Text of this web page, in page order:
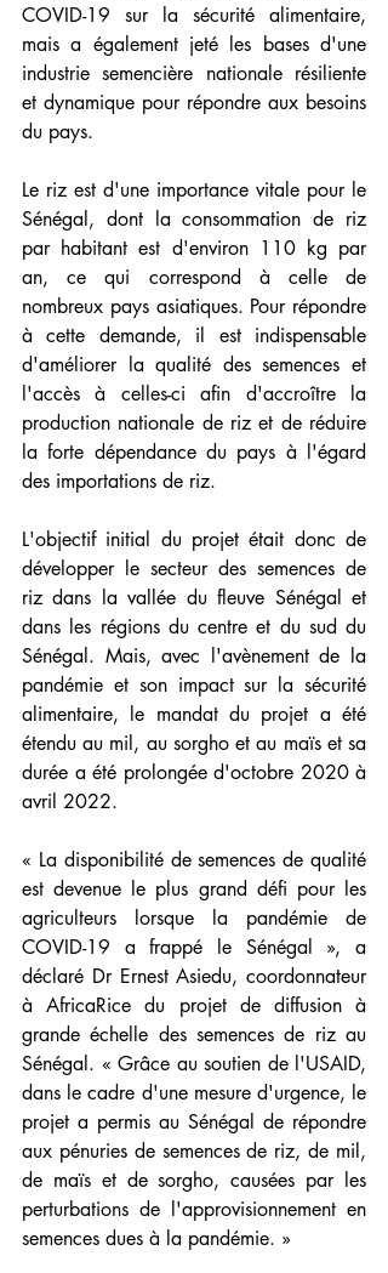
COVID-19 sur la sécurité alimentaire,
mais a également jeté les bases d'une
industrie semencière nationale résiliente
et dynamique pour répondre aux besoins
du pays.
Le riz est d'une importance vitale pour le
Sénégal, dont la consommation de riz
par habitant est d'environ 110 kg par
an, ce qui correspond à celle de
nombreux pays asiatiques. Pour répondre
à cette demande, il est indispensable
d'améliorer la qualité des semences et
l'accès à celles-ci afin d'accroître la
production nationale de riz et de réduire
la forte dépendance du pays à l'égard
des importations de riz.
L'objectif initial du projet était donc de
développer le secteur des semences de
riz dans la vallée du fleuve Sénégal et
dans les régions du centre et du sud du
Sénégal. Mais, avec l'avènement de la
pandémie et son impact sur la sécurité
alimentaire, le mandat du projet a été
étendu au mil, au sorgho et au maïs et sa
durée a été prolongée d'octobre 2020 à
avril 2022.
« La disponibilité de semences de qualité
est devenue le plus grand défi pour les
agriculteurs lorsque la pandémie de
COVID-19 a frappé le Sénégal », a
déclaré Dr Ernest Asiedu, coordonnateur
à AfricaRice du projet de diffusion à
grande échelle des semences de riz au
Sénégal. « Grâce au soutien de l'USAID,
dans le cadre d'une mesure d'urgence, le
projet a permis au Sénégal de répondre
aux pénuries de semences de riz, de mil,
de maïs et de sorgho, causées par les
perturbations de l'approvisionnement en
semences dues à la pandémie. »